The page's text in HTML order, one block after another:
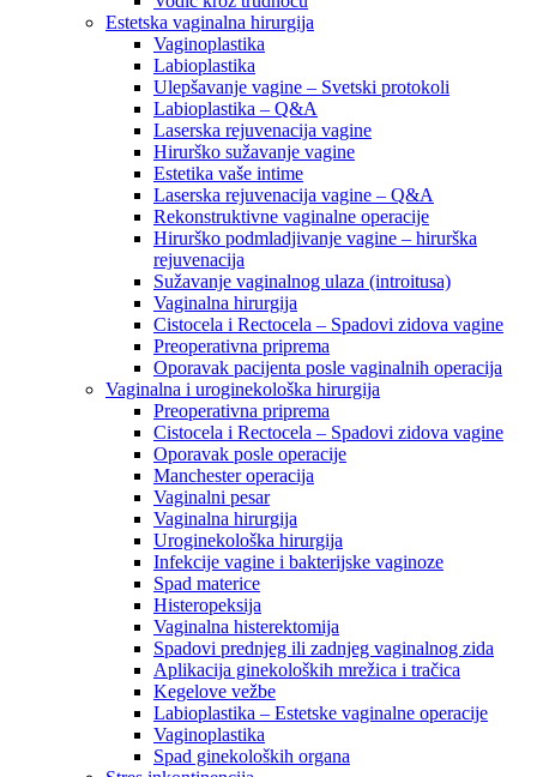
Estetska vaginalna hirurgija
Vaginoplastika
Labioplastika
Ulepšavanje vagine – Svetski protokoli
Labioplastika – Q&A
Laserska rejuvenacija vagine
Hirurško sužavanje vagine
Estetika vaše intime
Laserska rejuvenacija vagine – Q&A
Rekonstruktivne vaginalne operacije
Hirurško podmladjivanje vagine – hirurška
rejuvenacija
Sužavanje vaginalnog ulaza (introitusa)
Vaginalna hirurgija
Cistocela i Rectocela – Spadovi zidova vagine
Preoperativna priprema
Oporavak pacijenta posle vaginalnih operacija
Vaginalna i uroginekološka hirurgija
Preoperativna priprema
Cistocela i Rectocela – Spadovi zidova vagine
Oporavak posle operacije
Manchester operacija
Vaginalni pesar
Vaginalna hirurgija
Uroginekološka hirurgija
Infekcije vagine i bakterijske vaginoze
Spad materice
Histeropeksija
Vaginalna histerektomija
Spadovi prednjeg ili zadnjeg vaginalnog zida
Aplikacija ginekoloških mrežica i tračica
Kegelove vežbe
Labioplastika – Estetske vaginalne operacije
Vaginoplastika
Spad ginekoloških organa